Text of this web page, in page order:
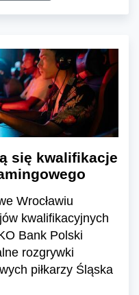
się kwalifikacje
Wrocławiu
kwalifikacyjnych
Bank Polski
rozgrywki
piłkarzy Śląska